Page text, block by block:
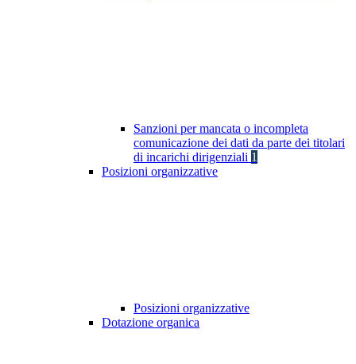
Sanzioni per mancata o incompleta
comunicazione dei dati da parte dei titolari
di incarichi dirigenziali 1
Posizioni organizzative
Posizioni organizzative
Dotazione organica